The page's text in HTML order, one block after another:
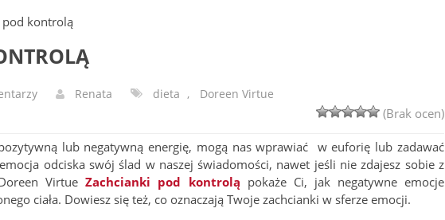
pod kontrolą
Renata dieta , Doreen Virtue
(Brak ocen)
lub negatywną energię, mogą nas wprawiać w euforię lub zadawać
odciska swój ślad w naszej świadomości, nawet jeśli nie zdajesz sobie z
VirtueZachcianki pod kontrolą pokaże Ci, jak negatywne emocje
ciała. Dowiesz się też, co oznaczają Twoje zachcianki w sferze emocji.